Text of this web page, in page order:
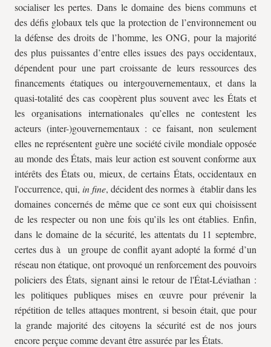
socialiser les pertes. Dans le domaine des biens communs et
des défis globaux tels que la protection de l’environnement ou
la défense des droits de l’homme, les ONG, pour la majorité
des plus puissantes d’entre elles issues des pays occidentaux,
dépendent pour une part croissante de leurs ressources des
financements étatiques ou intergouvernementaux, et dans la
quasi-totalité des cas coopèrent plus souvent avec les États et
les organisations internationales qu’elles ne contestent les
acteurs (inter-)gouvernementaux : ce faisant, non seulement
elles ne représentent guère une société civile mondiale opposée
au monde des États, mais leur action est souvent conforme aux
intérêts des États ou, mieux, de certains États, occidentaux en
l'occurrence, qui, in fine, décident des normes à établir dans les
domaines concernés de même que ce sont eux qui choisissent
de les respecter ou non une fois qu’ils les ont établies. Enfin,
dans le domaine de la sécurité, les attentats du 11 septembre,
certes dus à un groupe de conflit ayant adopté la formé d’un
réseau non étatique, ont provoqué un renforcement des pouvoirs
policiers des États, signant ainsi le retour de l'État-Léviathan :
les politiques publiques mises en œuvre pour prévenir la
répétition de telles attaques montrent, si besoin était, que pour
la grande majorité des citoyens la sécurité est de nos jours
encore perçue comme devant être assurée par les États.